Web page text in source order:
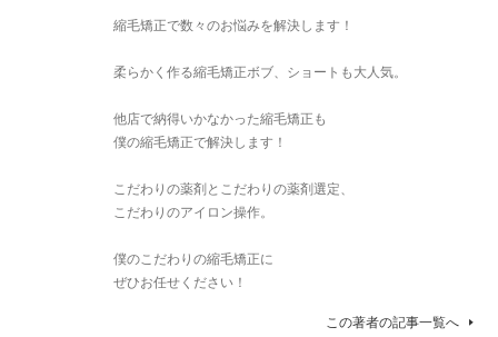
縮毛矯正で数々のお悩みを解決します！
柔らかく作る縮毛矯正ボブ、ショートも大人気。
他店で納得いかなかった縮毛矯正も
僕の縮毛矯正で解決します！
こだわりの薬剤とこだわりの薬剤選定、
こだわりのアイロン操作。
僕のこだわりの縮毛矯正に
ぜひお任せください！
この著者の記事一覧へ